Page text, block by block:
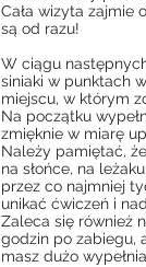
Cała wizyta zajmie
są od razu!
W ciągu
siniaki w punktach
miejscu, w którym
Na początku
zmięknie w miarę
Należy pamiętać,
na słońce, na
przez co najmniej
unikać ćwiczeń i
Zaleca się również
godzin po zabiegu,
masz dużo